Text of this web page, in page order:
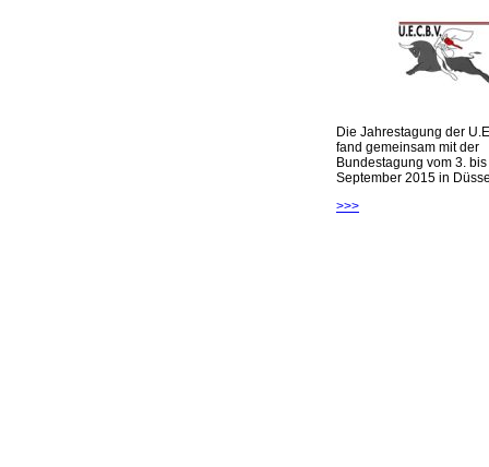
Die Jahrestagung der
fand gemeinsam mit der
Bundestagung vom 3. bis
September 2015 in
>>>